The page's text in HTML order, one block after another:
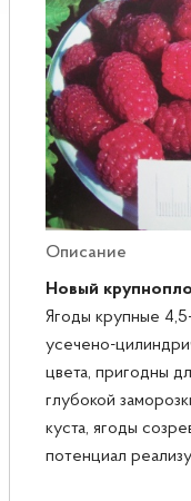
Саженцы плодовые
Сирень
Описание
Новый
Ягоды крупные
усечено-
цвета, пригодны
глубокой
куста, ягоды
потенциал